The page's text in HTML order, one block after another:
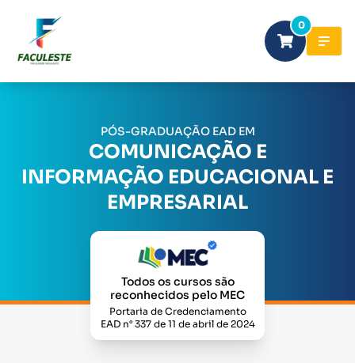
0
PÓS-GRADUAÇÃO EAD EM
COMUNICAÇÃO E
INFORMAÇÃO EDUCACIONAL E
EMPRESARIAL
Todos os cursos são
reconhecidos pelo MEC
Portaria de Credenciamento
EAD n° 337 de 11 de abril de 2024